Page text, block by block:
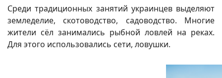
Среди традиционных занятий украинцев выделяют
земледелие, скотоводство, садоводство. Многие
жители сёл занимались рыбной ловлей на реках.
Для этого использовались сети, ловушки.